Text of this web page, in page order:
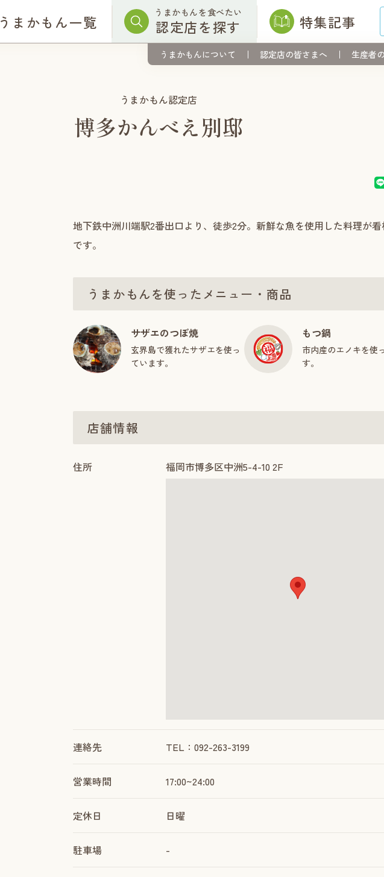
うまかもん一覧 うまかもんを食べたい
認定店を探す 特集記事
うまかもんについて 認定店の皆さまへ 生産者
うまかもん認定店
博多かんべえ別邸
地下鉄中洲川端駅2番出口より、徒歩2分。新鮮な魚を使用した料理が
です。
うまかもんを使ったメニュー・商品
サザエのつぼ焼
玄界島で獲れたサザエを使っ
ています。
もつ鍋
市内産のエノキを使
す。
店舗情報
住所 福岡市博多区中洲5-4-10 2F
連絡先 TEL：092-263-3199
営業時間 17:00~24:00
定休日 日曜
駐車場 -